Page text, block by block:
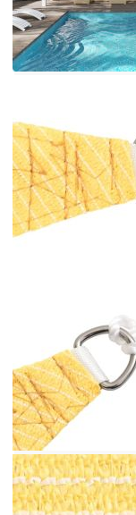
във всякакви
градината,
балкона.
100% HDPE
защитава от
достатъчно
е специално
мухъл и UV
сглобяване с
във всеки
знаете: Този
(не са
осигурите
предвид
Форма:
всеки ъгъл